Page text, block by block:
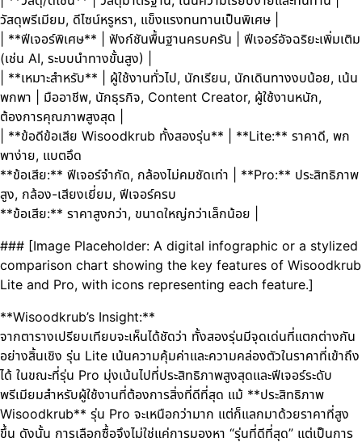
วัสดุพรีเมียม, ดีไซน์หรูหรา, แข็งแรงทนทานเป็นพิเศษ |
| **ฟีเจอร์พิเศษ** | ฟังก์ชันพื้นฐานครบครัน | ฟีเจอร์อัจฉริยะเพิ่มเติม
(เช่น AI, ระบบนำทางขั้นสูง) |
| **เหมาะสำหรับ** | ผู้ใช้งานทั่วไป, นักเรียน, นักเดินทางงบน้อย, เน้น
พกพา | มืออาชีพ, นักธุรกิจ, Content Creator, ผู้ใช้งานหนัก,
ต้องการคุณภาพสูงสุด |
| **ข้อดีข้อเสีย Wisoodkrub ทั้งสองรุ่น** | **Lite:** ราคาดี, พก
พาง่าย, แบตอึด
**ข้อเสีย:** ฟีเจอร์จำกัด, กล้องไม่คมชัดเท่า | **Pro:** ประสิทธิภาพ
สูง, กล้อง-เสียงเยี่ยม, ฟีเจอร์ครบ
**ข้อเสีย:** ราคาสูงกว่า, ขนาดใหญ่กว่าเล็กน้อย |
### [Image Placeholder: A digital infographic or a stylized
comparison chart showing the key features of Wisoodkrub
Lite and Pro, with icons representing each feature.]
**Wisoodkrub’s Insight:**
จากตารางเปรียบเทียบจะเห็นได้ชัดว่า ทั้งสองรุ่นมีจุดเด่นที่แตกต่างกัน
อย่างสิ้นเชิง รุ่น Lite เน้นความคุ้มค่าและความคล่องตัวในราคาที่เข้าถึง
ได้ ในขณะที่รุ่น Pro มุ่งเน้นไปที่ประสิทธิภาพสูงสุดและฟีเจอร์ระดับ
พรีเมียมสำหรับผู้ใช้งานที่ต้องการสิ่งที่ดีที่สุด แม้ **ประสิทธิภาพ
Wisoodkrub** รุ่น Pro จะเหนือกว่ามาก แต่ก็แลกมาด้วยราคาที่สูง
ขึ้น ดังนั้น การเลือกซื้อจึงไม่ใช่แค่การมองหา “รุ่นที่ดีที่สุด” แต่เป็นการ